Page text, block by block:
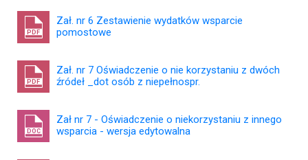
PDF
Zał. nr 6 Zestawienie wydatków wsparcie
pomostowe
PDF
Zał. nr 7 Oświadczenie o nie korzystaniu z dwóch
źródeł _dot osób z niepełnospr.
DOC
Zał nr 7 - Oświadczenie o niekorzystaniu z innego
wsparcia - wersja edytowalna